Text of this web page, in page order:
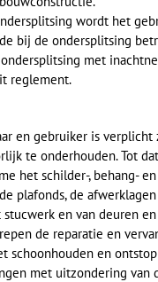
wordt het
bij de ondersplitsing
met
reglement.
en gebruiker is verplicht
te onderhouden. Tot
het schilder-, behang-
plafonds, de
stucwerk en van deuren
de reparatie en
schoonhouden en
met uitzondering van